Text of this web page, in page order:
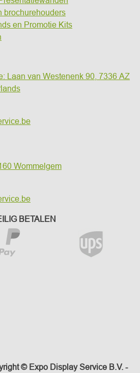
brochurehouders
en Promotie Kits
: Laan van Westenenk 90, 7336 AZ
Wommelgem
BETALEN
© Expo Display Service B.V. -